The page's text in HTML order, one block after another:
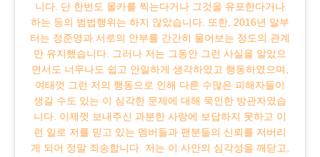
니다. 단 한번도 몰카를 찍는다거나 그것을 유포한다거나
하는 등의 범법행위는 하지 않았습니다. 또한, 2016년 말부
터는 정준영과 서로의 안부를 간간히 물어보는 정도의 관계
만 유지했습니다. 그러나 저는 그동안 그런 사실을 알았으
면서도 너무나도 쉽고 안일하게 생각하였고 행동하였으며,
여태껏 그런 저의 행동으로 인해 다른 수많은 피해자들이
생길 수도 있는 이 심각한 문제에 대해 묵인한 방관자였습
니다. 이제껏 보내주신 과분한 사랑에 보답하지 못하고 이
런 일로 저를 믿고 있는 멤버들과 팬분들의 신뢰를 저버리
게 되어 정말 죄송합니다. 저는 이 사안의 심각성을 깨닫고,